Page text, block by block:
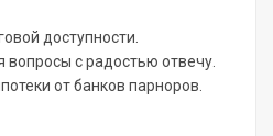
доступности.
вопросы с радостью отвечу.
от банков парноров.